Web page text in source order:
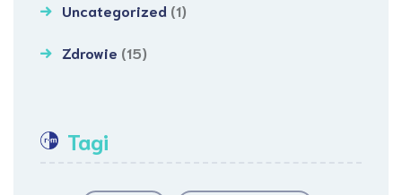
Uncategorized (1)
Zdrowie (15)
Tagi